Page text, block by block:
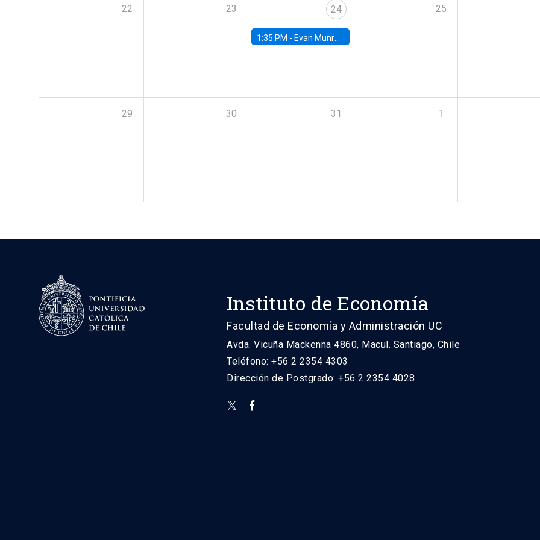
22 23 24
1:35 PM - Evan Munro, Neyman Visiting Assistant Professor in the Department of Statistics at UC Berkeley
25
29 30 31 1
Instituto de Economía
Facultad de Economía y Administración UC
Avda. Vicuña Mackenna 4860, Macul. Santiago, Chile
Teléfono: +56 2 2354 4303
Dirección de Postgrado: +56 2 2354 4028